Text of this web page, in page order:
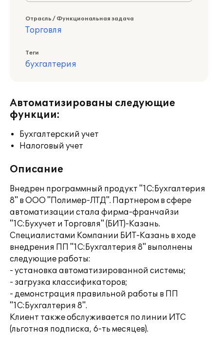
Отрасль / Функциональная задача
Торговля
Теги
бухгалтерия
Автоматизированы следующие
функции:
Бухгалтерский учет
Налоговый учет
Описание
Внедрен программный продукт "1С:Бухгалтерия
8" в ООО "Полимер-ЛТД". Партнером в сфере
автоматизации стала фирма-франчайзи
"1С:Бухучет и Торговля" (БИТ)-Казань.
Специалистами Компании БИТ-Казань в ходе
внедрения ПП "1С:Бухгалтерия 8" выполнены
следующие работы:
- установка автоматизированной системы;
- загрузка классификаторов;
- демонстрация правильной работы в ПП
"1С:Бухгалтерия 8".
Клиент также обслуживается по линии ИТС
(льготная подписка, 6-ть месяцев).